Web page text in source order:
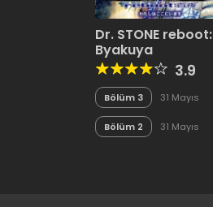
Dr. STONE reboot:
Byakuya
3.9
Bölüm 3
31 Mayıs
Bölüm 2
31 Mayıs